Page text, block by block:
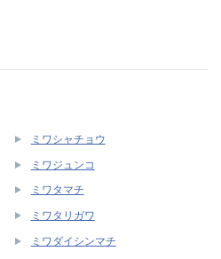
ミワシャチョウ
ミワジュンコ
ミワタマチ
ミワタリガワ
ミワダイシンマチ